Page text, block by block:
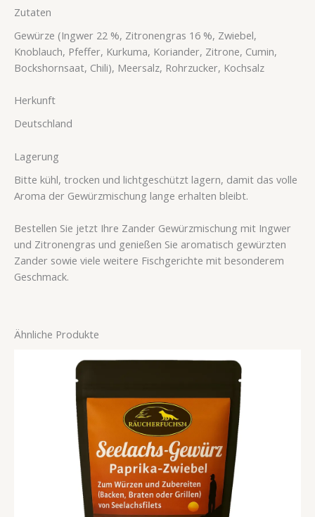
Zutaten
Gewürze (Ingwer 22 %, Zitronengras 16 %, Zwiebel,
Knoblauch, Pfeffer, Kurkuma, Koriander, Zitrone, Cumin,
Bockshornsaat, Chili), Meersalz, Rohrzucker, Kochsalz
Herkunft
Deutschland
Lagerung
Bitte kühl, trocken und lichtgeschützt lagern, damit das volle
Aroma der Gewürzmischung lange erhalten bleibt.
Bestellen Sie jetzt Ihre Zander Gewürzmischung mit Ingwer
und Zitronengras und genießen Sie aromatisch gewürzten
Zander sowie viele weitere Fischgerichte mit besonderem
Geschmack.
Ähnliche Produkte